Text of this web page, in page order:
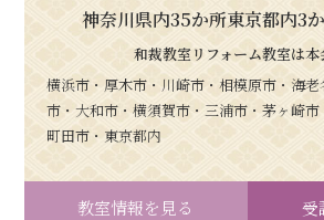
神奈川県内35か所東京都内3
和裁教室リフォーム教室は本
横浜市・厚木市・川崎市・相模原市・海
市・大和市・横須賀市・三浦市・茅ヶ崎市
町田市・東京都内
教室情報を見る 受